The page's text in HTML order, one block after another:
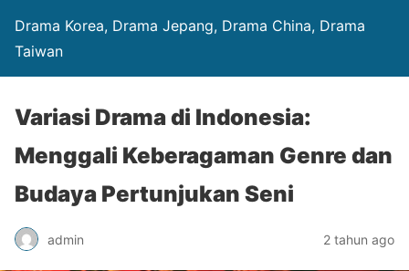
Drama Korea, Drama Jepang, Drama China, Drama
Taiwan
Variasi Drama di Indonesia:
Menggali Keberagaman Genre dan
Budaya Pertunjukan Seni
admin 2 tahun ago